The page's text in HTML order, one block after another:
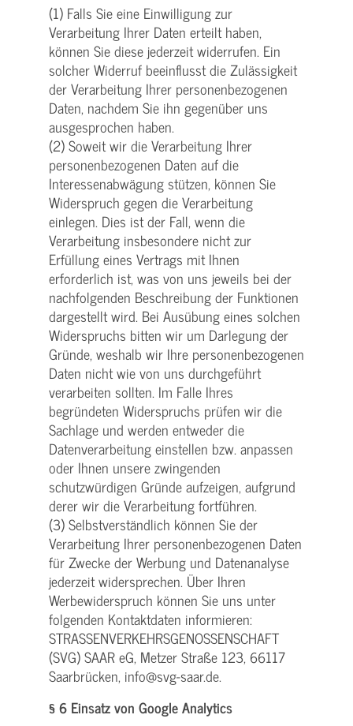
(1) Falls Sie eine Einwilligung zur
Verarbeitung Ihrer Daten erteilt haben,
können Sie diese jederzeit widerrufen. Ein
solcher Widerruf beeinflusst die Zulässigkeit
der Verarbeitung Ihrer personenbezogenen
Daten, nachdem Sie ihn gegenüber uns
ausgesprochen haben.
(2) Soweit wir die Verarbeitung Ihrer
personenbezogenen Daten auf die
Interessenabwägung stützen, können Sie
Widerspruch gegen die Verarbeitung
einlegen. Dies ist der Fall, wenn die
Verarbeitung insbesondere nicht zur
Erfüllung eines Vertrags mit Ihnen
erforderlich ist, was von uns jeweils bei der
nachfolgenden Beschreibung der Funktionen
dargestellt wird. Bei Ausübung eines solchen
Widerspruchs bitten wir um Darlegung der
Gründe, weshalb wir Ihre personenbezogenen
Daten nicht wie von uns durchgeführt
verarbeiten sollten. Im Falle Ihres
begründeten Widerspruchs prüfen wir die
Sachlage und werden entweder die
Datenverarbeitung einstellen bzw. anpassen
oder Ihnen unsere zwingenden
schutzwürdigen Gründe aufzeigen, aufgrund
derer wir die Verarbeitung fortführen.
(3) Selbstverständlich können Sie der
Verarbeitung Ihrer personenbezogenen Daten
für Zwecke der Werbung und Datenanalyse
jederzeit widersprechen. Über Ihren
Werbewiderspruch können Sie uns unter
folgenden Kontaktdaten informieren:
STRASSENVERKEHRSGENOSSENSCHAFT
(SVG) SAAR eG, Metzer Straße 123, 66117
Saarbrücken, info@svg-saar.de.
§ 6 Einsatz von Google Analytics